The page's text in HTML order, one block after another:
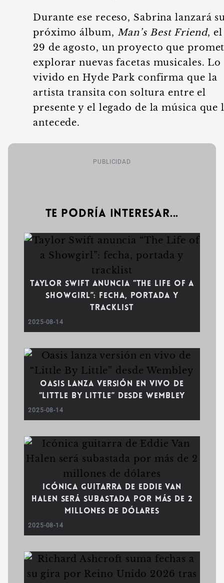
Durante ese receso, Sabrina lanzará
próximo álbum, Man’s Best Friend, el
29 de agosto, un proyecto que
explorar nuevas facetas musicales. Lo
vivido en Hyde Park confirma que la
artista transita con soltura entre el
presente y el legado de la música que
antecede.
PUBLICIDAD
Te podría interesar...
Taylor Swift anuncia “The Life of a
Showgirl”: fecha, portada y
tracklist
2025-08-14
Oasis lanza versión en vivo de
“Little By Little” desde Wembley
2025-08-14
Icónica guitarra de Eddie Van
Halen será subastada por más de 2
millones de dólares
2025-08-14